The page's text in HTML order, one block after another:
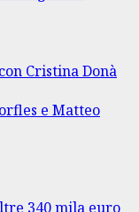
Cristina Donà
e Matteo
340 mila euro